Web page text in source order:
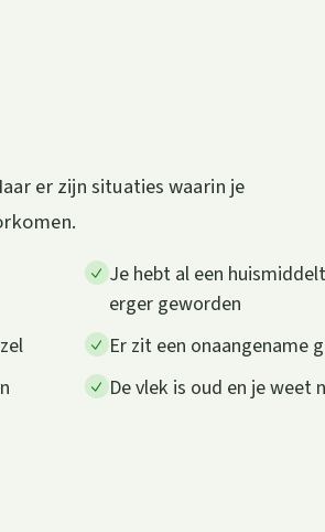
er zijn situaties waarin je
Je hebt al een
erger geworden
Er zit een onaangename
De vlek is oud en je weet